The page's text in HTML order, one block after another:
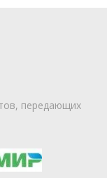
передающих